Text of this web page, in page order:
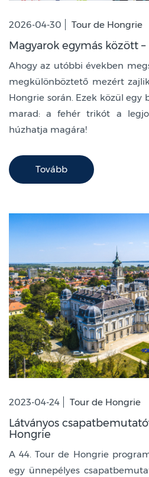
2026-04-30 Tour de Hongrie
Magyarok egymás között
Ahogy az utóbbi években
megkülönböztető mezért
Hongrie során. Ezek közül egy
marad: a fehér trikót a
húzhatja magára!
Tovább
2023-04-24 Tour de Hongrie
Látványos
Hongrie
A 44. Tour de Hongrie
egy ünnepélyes